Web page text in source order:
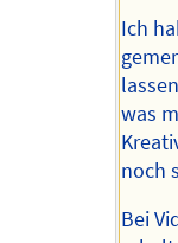
Ich
was
noch
Bei